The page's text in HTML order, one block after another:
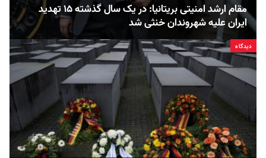
مقام ارشد امنیتی بریتانیا: در یک سال گذشته ۱۵ تهدید
ایران علیه شهروندان خنثی شد
دیدگاه